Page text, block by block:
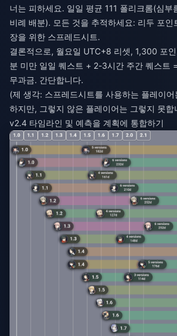
너는 피하세요. 일일 평균 111 폴리크롬(심
비례 배분). 모든 것을 추적하세요: 리두 포인
장을 위한 스프레드시트.
결론적으로, 월요일 UTC+8 리셋, 1,300 포
분 미만 일일 퀘스트 + 2-3시간 주간 퀘스트
무과금. 간단합니다.
(제 생각: 스프레드시트를 사용하는 플레이
하지만, 그렇지 않은 플레이어는 그렇지 못합
v2.4 타임라인 및 예측을 계획에 통합하기